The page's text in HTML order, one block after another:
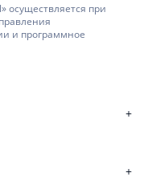
при
и программное